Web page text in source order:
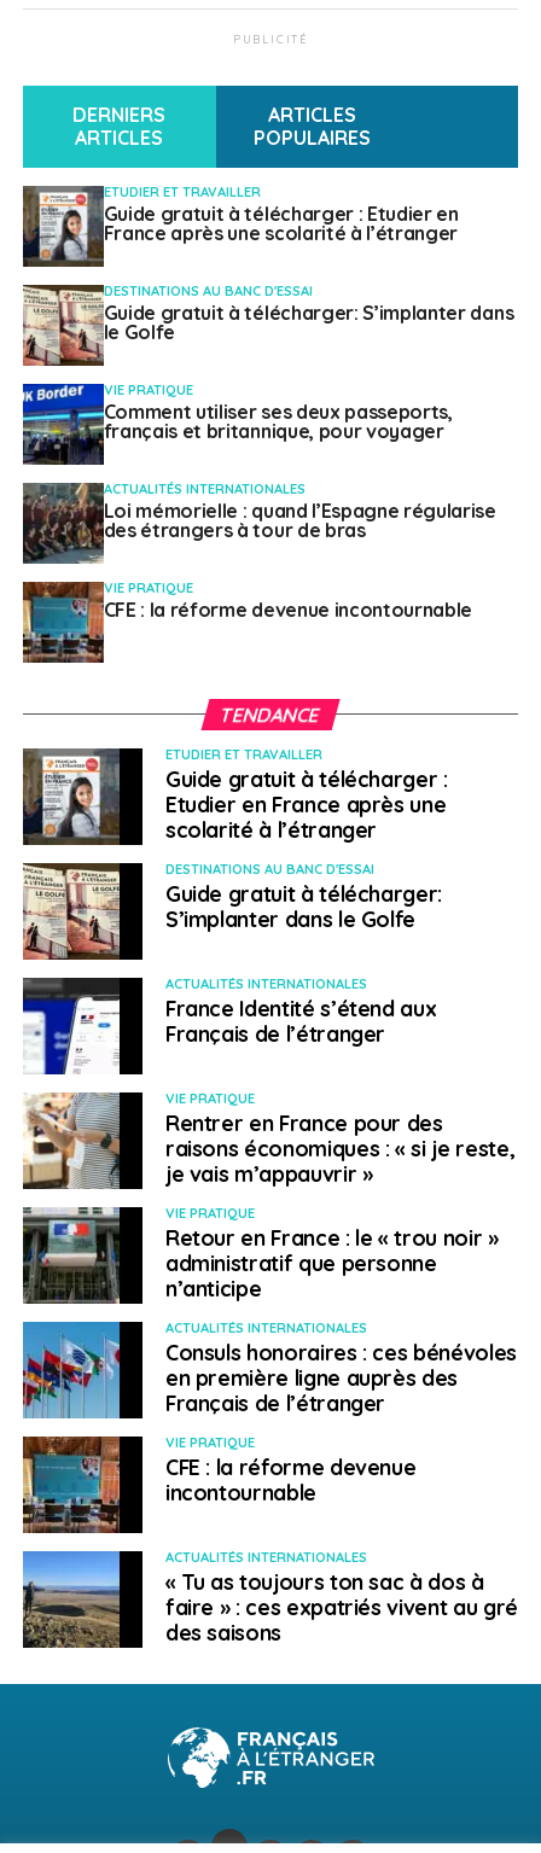
PUBLICITÉ
DERNIERS
ARTICLES
ARTICLES
POPULAIRES
ETUDIER ET TRAVAILLER
Guide gratuit à télécharger : Etudier en
France après une scolarité à l’étranger
DESTINATIONS AU BANC D'ESSAI
Guide gratuit à télécharger: S’implanter dans
le Golfe
VIE PRATIQUE
Comment utiliser ses deux passeports,
français et britannique, pour voyager
ACTUALITÉS INTERNATIONALES
Loi mémorielle : quand l’Espagne régularise
des étrangers à tour de bras
VIE PRATIQUE
CFE : la réforme devenue incontournable
TENDANCE
ETUDIER ET TRAVAILLER
Guide gratuit à télécharger :
Etudier en France après une
scolarité à l’étranger
DESTINATIONS AU BANC D'ESSAI
Guide gratuit à télécharger:
S’implanter dans le Golfe
ACTUALITÉS INTERNATIONALES
France Identité s’étend aux
Français de l’étranger
VIE PRATIQUE
Rentrer en France pour des
raisons économiques : « si je reste,
je vais m’appauvrir »
VIE PRATIQUE
Retour en France : le « trou noir »
administratif que personne
n’anticipe
ACTUALITÉS INTERNATIONALES
Consuls honoraires : ces bénévoles
en première ligne auprès des
Français de l’étranger
VIE PRATIQUE
CFE : la réforme devenue
incontournable
ACTUALITÉS INTERNATIONALES
« Tu as toujours ton sac à dos à
faire » : ces expatriés vivent au gré
des saisons